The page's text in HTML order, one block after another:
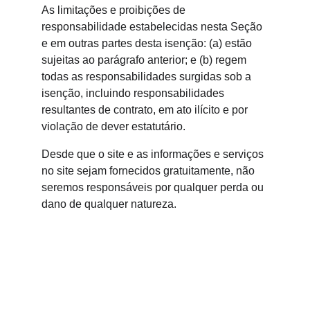
As limitações e proibições de
responsabilidade estabelecidas nesta Seção
e em outras partes desta isenção: (a) estão
sujeitas ao parágrafo anterior; e (b) regem
todas as responsabilidades surgidas sob a
isenção, incluindo responsabilidades
resultantes de contrato, em ato ilícito e por
violação de dever estatutário.
Desde que o site e as informações e serviços
no site sejam fornecidos gratuitamente, não
seremos responsáveis por qualquer perda ou
dano de qualquer natureza.